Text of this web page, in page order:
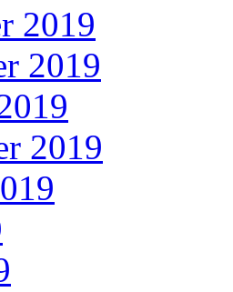
2019
2019
2019